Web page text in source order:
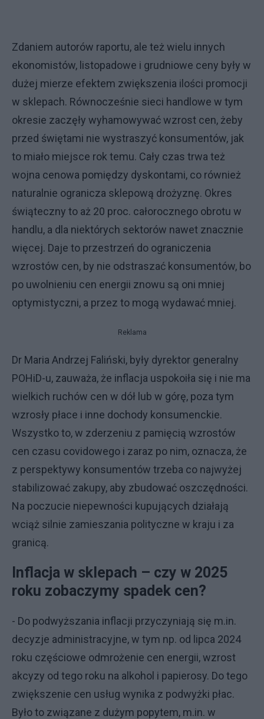
Zdaniem autorów raportu, ale też wielu innych
ekonomistów, listopadowe i grudniowe ceny były w
dużej mierze efektem zwiększenia ilości promocji
w sklepach. Równocześnie sieci handlowe w tym
okresie zaczęły wyhamowywać wzrost cen, żeby
przed świętami nie wystraszyć konsumentów, jak
to miało miejsce rok temu. Cały czas trwa też
wojna cenowa pomiędzy dyskontami, co również
naturalnie ogranicza sklepową drożyznę. Okres
świąteczny to aż 20 proc. całorocznego obrotu w
handlu, a dla niektórych sektorów nawet znacznie
więcej. Daje to przestrzeń do ograniczenia
wzrostów cen, by nie odstraszać konsumentów, bo
po uwolnieniu cen energii znowu są oni mniej
optymistyczni, a przez to mogą wydawać mniej.
Reklama
Dr Maria Andrzej Faliński, były dyrektor generalny
POHiD-u, zauważa, że inflacja uspokoiła się i nie ma
wielkich ruchów cen w dół lub w górę, poza tym
wzrosły płace i inne dochody konsumenckie.
Wszystko to, w zderzeniu z pamięcią wzrostów
cen czasu covidowego i zaraz po nim, oznacza, że
z perspektywy konsumentów trzeba co najwyżej
stabilizować zakupy, aby zbudować oszczędności.
Na poczucie niepewności kupujących działają
wciąż silnie zamieszania polityczne w kraju i za
granicą.
Inflacja w sklepach – czy w 2025
roku zobaczymy spadek cen?
- Do podwyższania inflacji przyczyniają się m.in.
decyzje administracyjne, w tym np. od lipca 2024
roku częściowe odmrożenie cen energii, wzrost
akcyzy od tego roku na alkohol i papierosy. Do tego
zwiększenie cen usług wynika z podwyżki płac.
Było to związane z dużym popytem, m.in. w